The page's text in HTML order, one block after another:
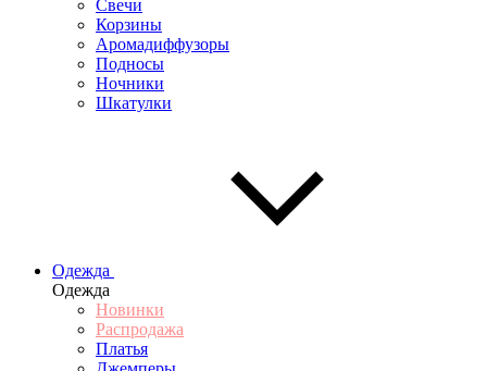
Свечи
Корзины
Аромадиффузоры
Подносы
Ночники
Шкатулки
Одежда
Одежда
Новинки
Распродажа
Платья